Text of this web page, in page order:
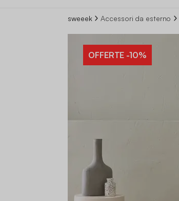
sweeek Accessori da esterno
OFFERTE -10%